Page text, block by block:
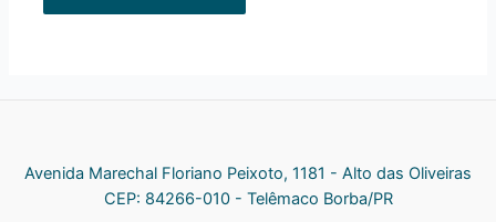
Avenida Marechal Floriano Peixoto, 1181 - Alto das Oliveiras
CEP: 84266-010 - Telêmaco Borba/PR